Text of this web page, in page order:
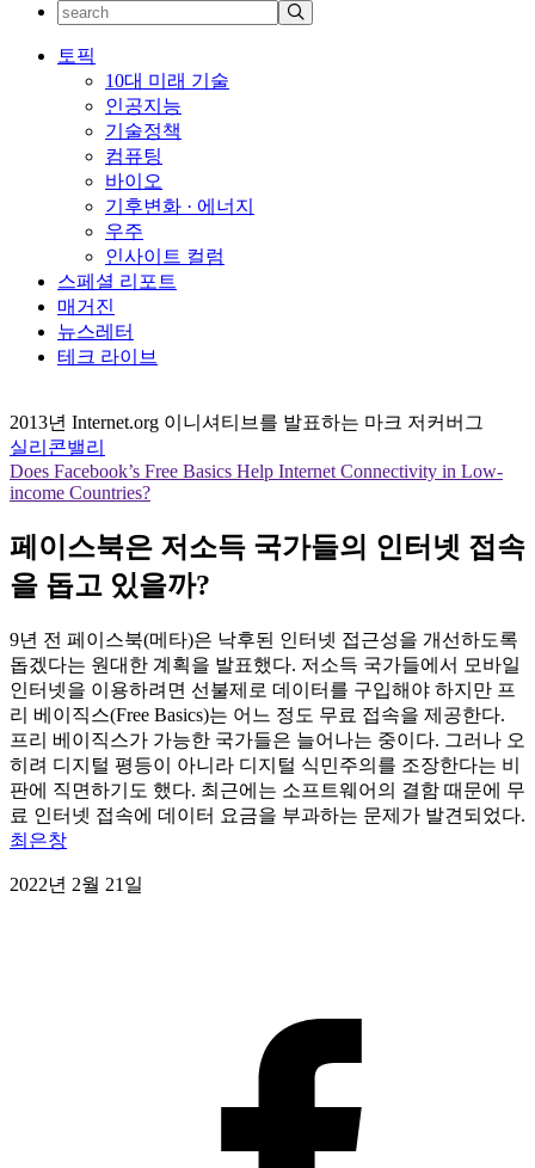
토픽
10대 미래 기술
인공지능
기술정책
컴퓨팅
바이오
기후변화 · 에너지
우주
인사이트 컬럼
스페셜 리포트
매거진
뉴스레터
테크 라이브
2013년 Internet.org 이니셔티브를 발표하는 마크 저커버그
실리콘밸리
Does Facebook’s Free Basics Help Internet Connectivity in Low-
income Countries?
페이스북은 저소득 국가들의 인터넷 접속
을 돕고 있을까?
9년 전 페이스북(메타)은 낙후된 인터넷 접근성을 개선하도록
돕겠다는 원대한 계획을 발표했다. 저소득 국가들에서 모바일
인터넷을 이용하려면 선불제로 데이터를 구입해야 하지만 프
리 베이직스(Free Basics)는 어느 정도 무료 접속을 제공한다.
프리 베이직스가 가능한 국가들은 늘어나는 중이다. 그러나 오
히려 디지털 평등이 아니라 디지털 식민주의를 조장한다는 비
판에 직면하기도 했다. 최근에는 소프트웨어의 결함 때문에 무
료 인터넷 접속에 데이터 요금을 부과하는 문제가 발견되었다.
최은창
2022년 2월 21일